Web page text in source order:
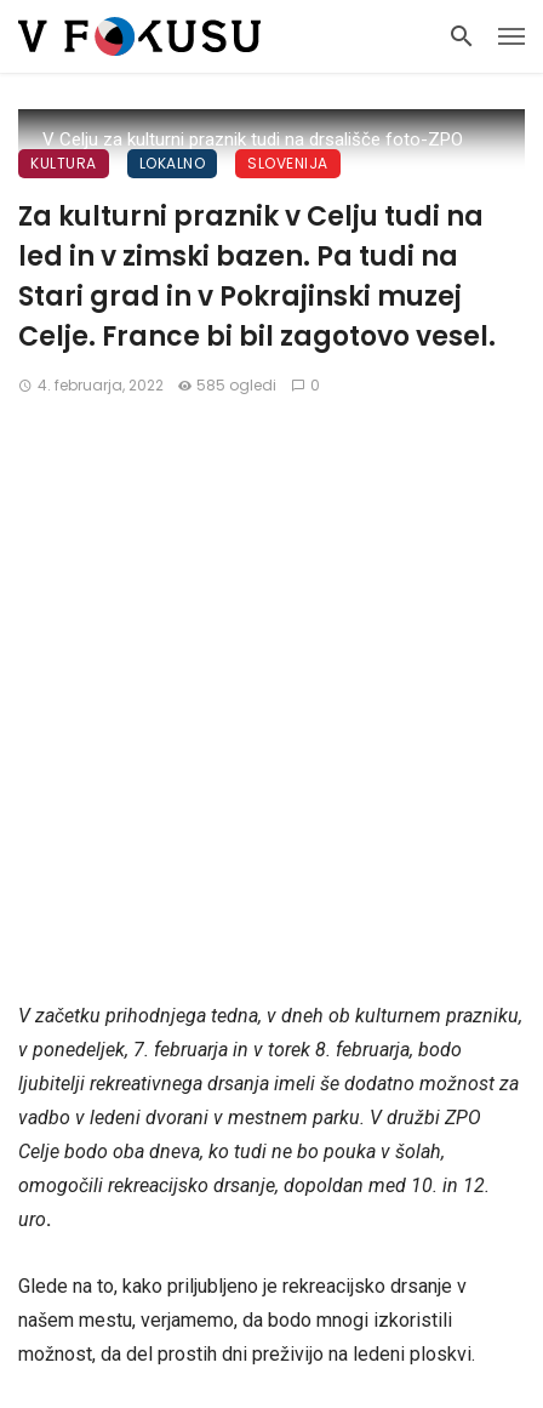
V Celju za kulturni praznik tudi na drsališče foto-ZPO
KULTURA LOKALNO SLOVENIJA
Za kulturni praznik v Celju tudi na
led in v zimski bazen. Pa tudi na
Stari grad in v Pokrajinski muzej
Celje. France bi bil zagotovo vesel.
4. februarja, 2022 585 ogledi 0
V začetku prihodnjega tedna, v dneh ob kulturnem prazniku,
v ponedeljek, 7. februarja in v torek 8. februarja, bodo
ljubitelji rekreativnega drsanja imeli še dodatno možnost za
vadbo v ledeni dvorani v mestnem parku. V družbi ZPO
Celje bodo oba dneva, ko tudi ne bo pouka v šolah,
omogočili rekreacijsko drsanje, dopoldan med 10. in 12.
uro.
Glede na to, kako priljubljeno je rekreacijsko drsanje v
našem mestu, verjamemo, da bodo mnogi izkoristili
možnost, da del prostih dni preživijo na ledeni ploskvi.